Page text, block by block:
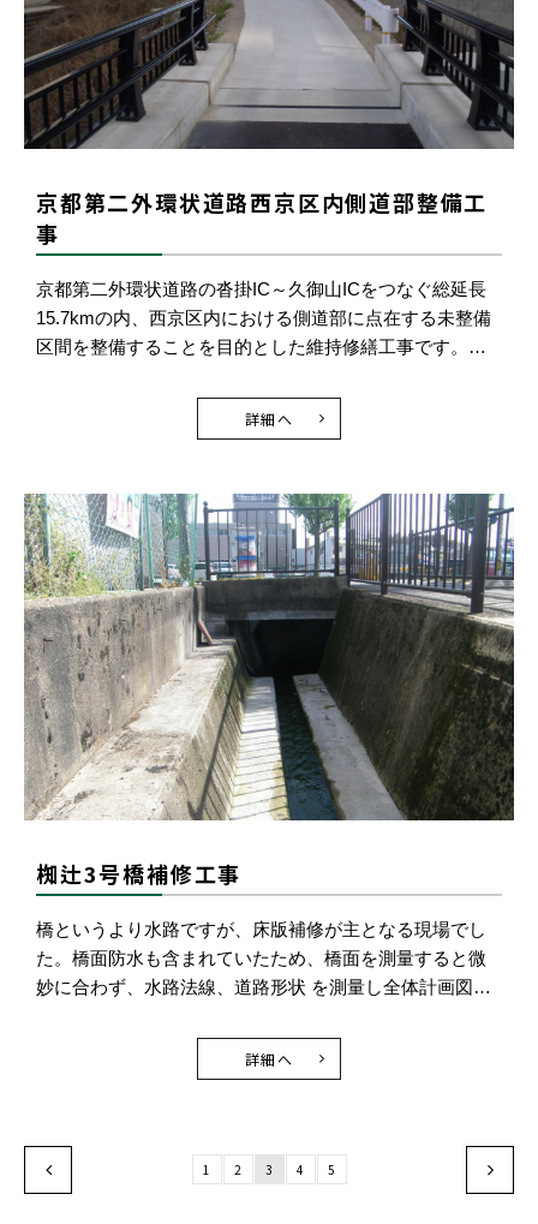
京都第二外環状道路西京区内側道部整備工
事
京都第二外環状道路の沓掛IC～久御山ICをつなぐ総延長
15.7kmの内、西京区内における側道部に点在する未整備
区間を整備することを目的とした維持修繕工事です。…
詳細へ
椥辻3号橋補修工事
橋というより水路ですが、床版補修が主となる現場でし
た。橋面防水も含まれていたため、橋面を測量すると微
妙に合わず、水路法線、道路形状 を測量し全体計画図…
詳細へ
1 2 3 4 5